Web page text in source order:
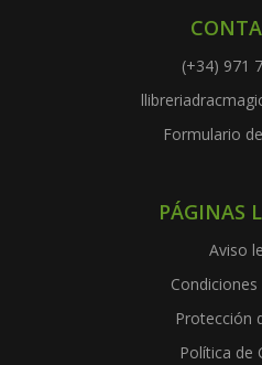
(+34) 971
Formulario
PÁGINAS
Aviso
Protección
Política de